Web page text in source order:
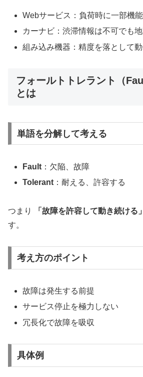
Webサービス：負荷時に一部機
カーナビ：渋滞情報は不可でも
組み込み機器：精度を落として
フォールトトレラント（
とは
単語を分解して考える
Fault ：欠陥、故障
Tolerant ：耐える、許容する
つまり 「故障を許容して動き続ける」
す。
考え方のポイント
故障は発生する前提
サービス停止を極力しない
冗長化で故障を吸収
具体例